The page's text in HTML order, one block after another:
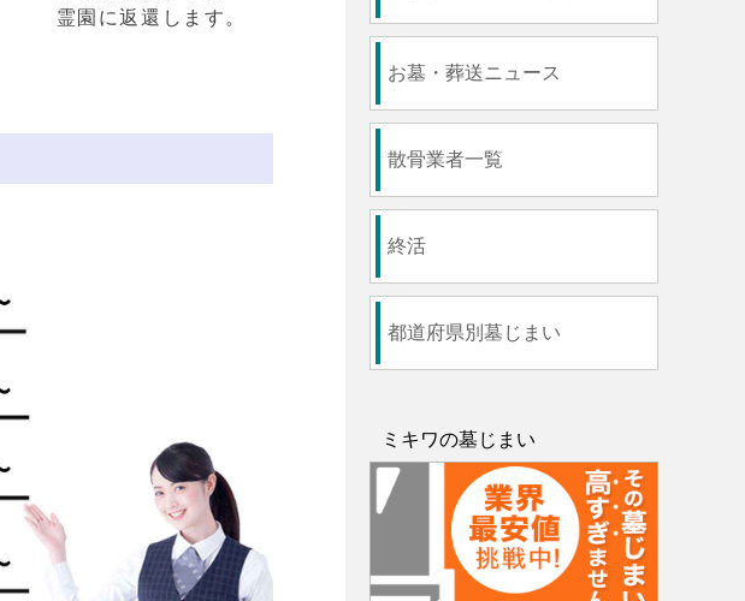
霊園に返還します。
お墓・葬送ニュース
散骨業者一覧
終活
都道府県別墓じまい
ミキワの墓じまい